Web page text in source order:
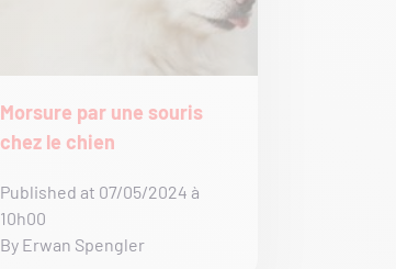
Morsure par une souris
chez le chien
Published at 07/05/2024 à
10h00
By Erwan Spengler